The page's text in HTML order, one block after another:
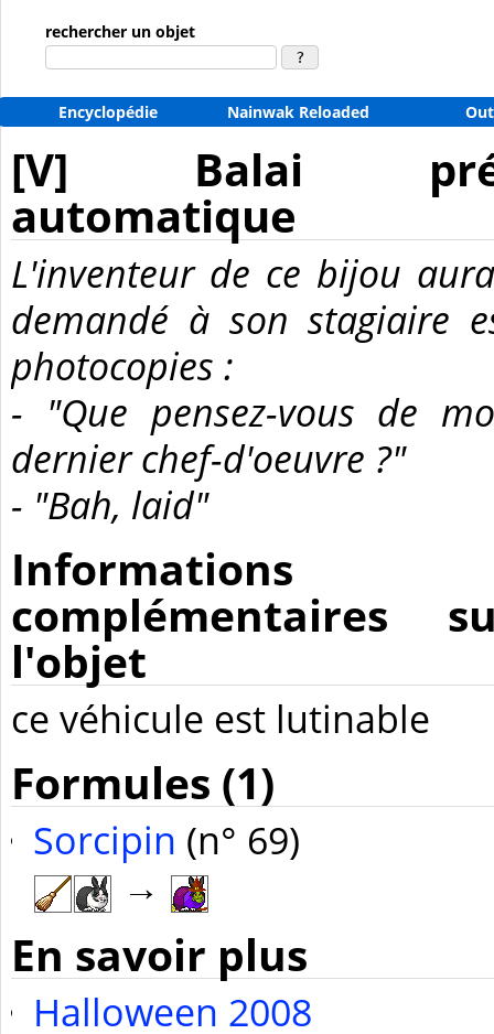
rechercher un objet
Encyclopédie Nainwak Reloaded
[V] Balai
automatique
L'inventeur de ce bijou
demandé à son stagiaire
photocopies :
- "Que pensez-vous de
dernier chef-d'oeuvre ?"
- "Bah, laid"
Informations
complémentaires
l'objet
ce véhicule est lutinable
Formules (1)
Sorcipin (n° 69)
→
En savoir plus
Halloween 2008